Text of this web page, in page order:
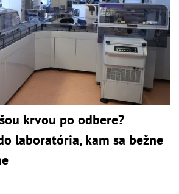
krvou po odbere?
laboratória, kam sa bežne